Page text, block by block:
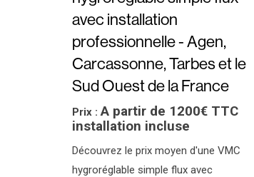
avec installation
professionnelle - Agen,
Carcassonne, Tarbes et le
Sud Ouest de la France
Prix :A partir de 1200€ TTC
installation incluse
Découvrez le prix moyen d'une VMC
hygroréglable simple flux avec